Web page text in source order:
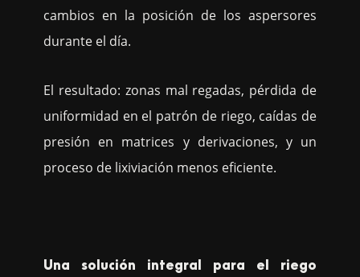
cambios en la posición de los aspersores
durante el día.
El resultado: zonas mal regadas, pérdida de
uniformidad en el patrón de riego, caídas de
presión en matrices y derivaciones, y un
proceso de lixiviación menos eficiente.
Una solución integral para el riego